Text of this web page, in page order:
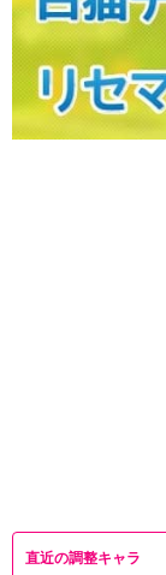
直近の調整キャラ